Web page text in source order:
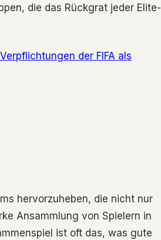
die das Rückgrat jeder Elite-
der FIFA als
hervorzuheben, die nicht nur
Ansammlung von Spielern in
ist oft das, was gute